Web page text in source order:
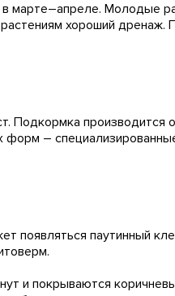
марте–апреле. Молодые
хороший дренаж.
Подкормка производится
–
появляться паутинный
и покрываются